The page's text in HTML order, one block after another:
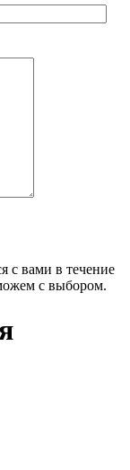
с вами в течение
с выбором.